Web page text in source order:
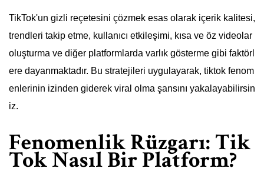
TikTok'un gizli reçetesini çözmek esas olarak içerik kalitesi,
trendleri takip etme, kullanıcı etkileşimi, kısa ve öz videolar
oluşturma ve diğer platformlarda varlık gösterme gibi faktörl
ere dayanmaktadır. Bu stratejileri uygulayarak, tiktok fenom
enlerinin izinden giderek viral olma şansını yakalayabilirsin
iz.
Fenomenlik Rüzgarı: Tik
Tok Nasıl Bir Platform?